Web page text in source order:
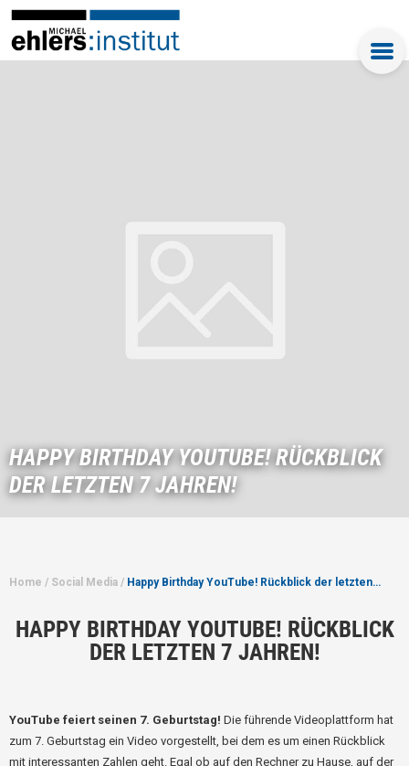
HAPPY BIRTHDAY YOUTUBE! RÜCKBLICK
DER LETZTEN 7 JAHREN!
Home / Social Media / Happy Birthday YouTube! Rückblick der letzten…
HAPPY BIRTHDAY YOUTUBE! RÜCKBLICK
DER LETZTEN 7 JAHREN!
YouTube feiert seinen 7. Geburtstag! Die führende Videoplattform hat
zum 7. Geburtstag ein Video vorgestellt, bei dem es um einen Rückblick
mit interessanten Zahlen geht. Egal ob auf den Rechner zu Hause, auf der